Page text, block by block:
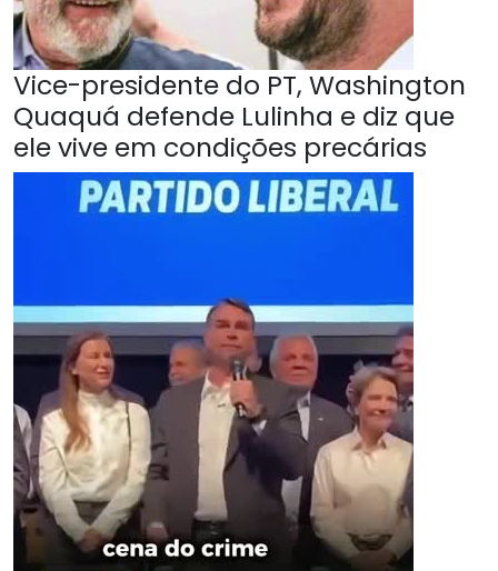
Vice-presidente do PT, Washington
Quaquá defende Lulinha e diz que
ele vive em condições precárias